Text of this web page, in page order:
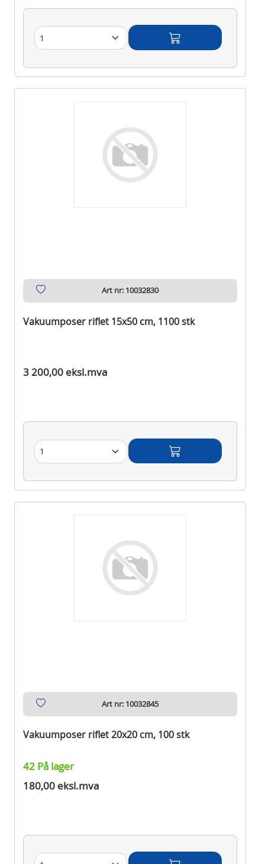
Art nr: 10032830
Vakuumposer riflet 15x50 cm, 1100 stk
3 200,00 eksl.mva
Art nr: 10032845
Vakuumposer riflet 20x20 cm, 100 stk
42 På lager
180,00 eksl.mva